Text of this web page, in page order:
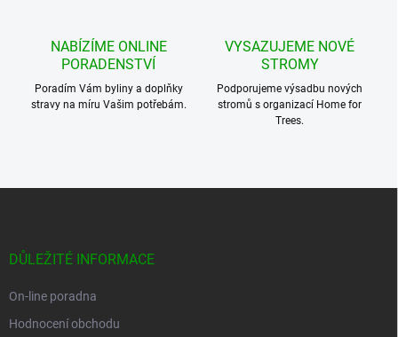
NABÍZÍME ONLINE
PORADENSTVÍ
Poradím Vám byliny a doplňky
stravy na míru Vašim potřebám.
VYSAZUJEME NOVÉ
STROMY
Podporujeme výsadbu nových
stromů s organizací Home for
Trees.
DŮLEŽITÉ INFORMACE
On-line poradna
Hodnocení obchodu